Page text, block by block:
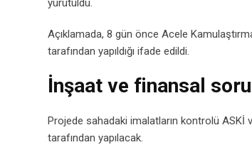
yürütüldü.
Açıklamada, 8 gün önce Acele Kamulaştırma
tarafından yapıldığı ifade edildi.
İnşaat ve finansal
Projede sahadaki imalatların kontrolü ASKİ
tarafından yapılacak.